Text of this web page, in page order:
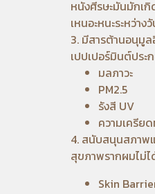
หนังศีรษะมันมักเ
เหนอะหนะระหว่าง
3. มีสารต้านอนุมู
เปปเปอร์มินต์ปร
มลภาวะ
PM2.5
รังสี UV
ความเครีย
4. สนับสนุนสภาพ
สุขภาพรากผมไม่
Skin